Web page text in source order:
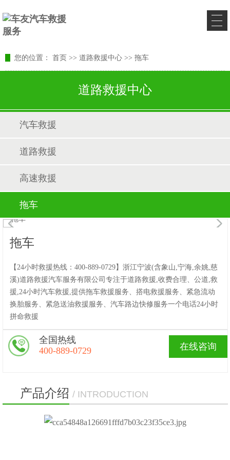
您的位置： 首页 >> 道路救援中心 >> 拖车
道路救援中心
汽车救援
道路救援
高速救援
拖车
1/1
拖车
【24小时救援热线：400-889-0729】浙江宁波(含象山,宁海,余姚,慈
溪)道路救援汽车服务有限公司专注于道路救援,收费合理、公道,救
援,24小时汽车救援,提供拖车救援服务、搭电救援服务、紧急流动
换胎服务、紧急送油救援服务、汽车路边快修服务一个电话24小时
拼命救援
在线咨询
全国热线
400-889-0729
产品介绍 / INTRODUCTION